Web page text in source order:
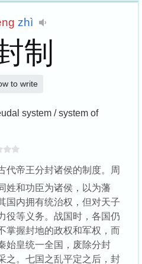
zhì
制
to write
system / system of
代帝王分封诸侯的制度。周
姓和功臣为诸侯，以为藩
国内拥有统治权，但对天子
役等义务。战国时，各国仍
掌握封地的政权和军权，而
始皇统一全国，废除分封
之。七国之乱平定之后，封